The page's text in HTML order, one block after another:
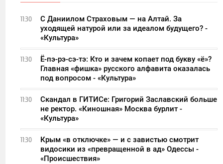
11:30
С Даниилом Страховым — на Алтай. За
уходящей натурой или за идеалом будущего? -
«Культура»
11:30
Ё-пэ-рэ-сэ-тэ: Кто и зачем копает под букву «ё»?
Главная «фишка» русского алфавита оказалась
под вопросом - «Культура»
11:30
Скандал в ГИТИСе: Григорий Заславский больше
не ректор. «Киношная» Москва бурлит -
«Культура»
11:30
Крым «в отключке» — и с завистью смотрит
видосики из «превращенной в ад» Одессы -
«Происшествия»